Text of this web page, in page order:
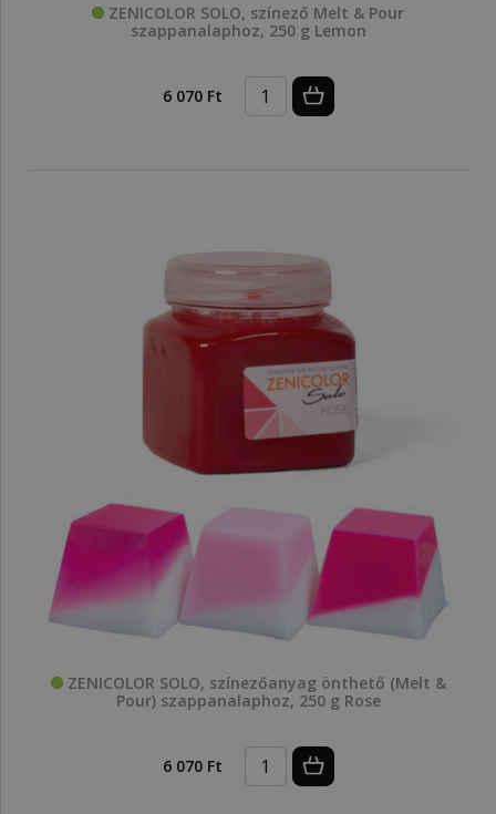
ZENICOLOR SOLO, színező Melt & Pour
szappanalaphoz, 250 g Lemon
6 070 Ft
ZENICOLOR SOLO, színezőanyag önthető (Melt &
Pour) szappanalaphoz, 250 g Rose
6 070 Ft